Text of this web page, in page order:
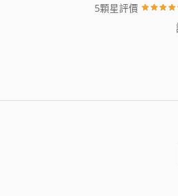
5顆星評價